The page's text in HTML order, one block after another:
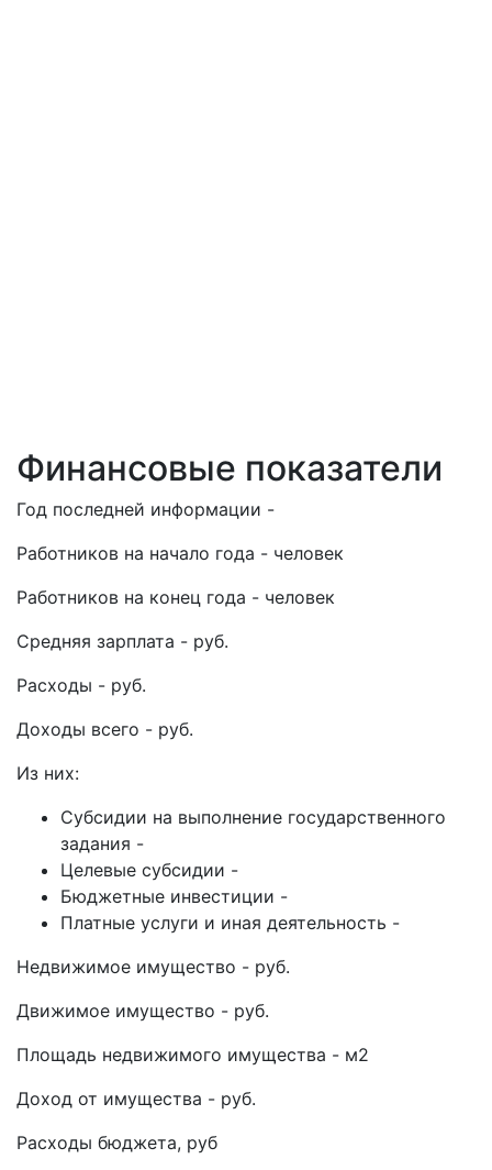
Финансовые показатели
Год последней информации -
Работников на начало года - человек
Работников на конец года - человек
Средняя зарплата - руб.
Расходы - руб.
Доходы всего - руб.
Из них:
Субсидии на выполнение государственного
задания -
Целевые субсидии -
Бюджетные инвестиции -
Платные услуги и иная деятельность -
Недвижимое имущество - руб.
Движимое имущество - руб.
Площадь недвижимого имущества - м2
Доход от имущества - руб.
Расходы бюджета, руб